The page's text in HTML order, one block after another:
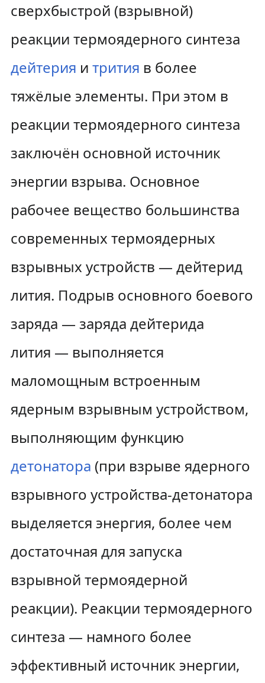
сверхбыстрой (взрывной)
реакции термоядерного синтеза
дейтерия и трития в более
тяжёлые элементы. При этом в
реакции термоядерного синтеза
заключён основной источник
энергии взрыва. Основное
рабочее вещество большинства
современных термоядерных
взрывных устройств — дейтерид
лития. Подрыв основного боевого
заряда — заряда дейтерида
лития — выполняется
маломощным встроенным
ядерным взрывным устройством,
выполняющим функцию
детонатора (при взрыве ядерного
взрывного устройства-детонатора
выделяется энергия, более чем
достаточная для запуска
взрывной термоядерной
реакции). Реакции термоядерного
синтеза — намного более
эффективный источник энергии,